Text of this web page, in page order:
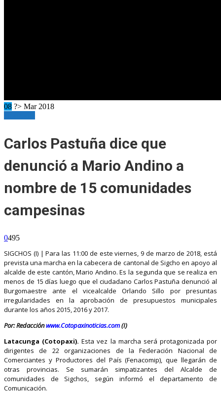
08 ?> Mar 2018
Carlos Pastuña dice que
denunció a Mario Andino a
nombre de 15 comunidades
campesinas
0495
SIGCHOS (I) | Para las 11:00 de este viernes, 9 de marzo de 2018, está
prevista una marcha en la cabecera de cantonal de Sigcho en apoyo al
alcalde de este cantón, Mario Andino. Es la segunda que se realiza en
menos de 15 días luego que el ciudadano Carlos Pastuña denunció al
Burgomaestre ante el vicealcalde Orlando Sillo por presuntas
irregularidades en la aprobación de presupuestos municipales
durante los años 2015, 2016 y 2017.
Por: Redacciónwww.Cotopaxinoticias.com(I)
Latacunga (Cotopaxi). Esta vez la marcha será protagonizada por
dirigentes de 22 organizaciones de la Federación Nacional de
Comerciantes y Productores del País (Fenacomip), que llegarán de
otras provincias. Se sumarán simpatizantes del Alcalde de
comunidades de Sigchos, según informó el departamento de
Comunicación.